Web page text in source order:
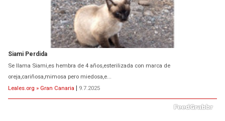
Siami Perdida
Se llama Siami,es hembra de 4 años,esterilizada con marca de
oreja,cariñosa,mimosa pero miedosa,e...
Leales.org » Gran Canaria | 9.7.2025